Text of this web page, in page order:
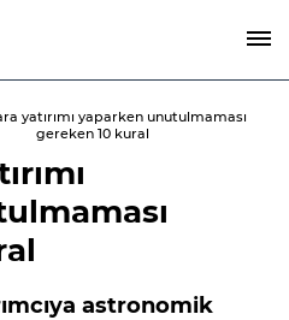
yatırımı yaparken unutulmaması
gereken 10 kural
astronomik